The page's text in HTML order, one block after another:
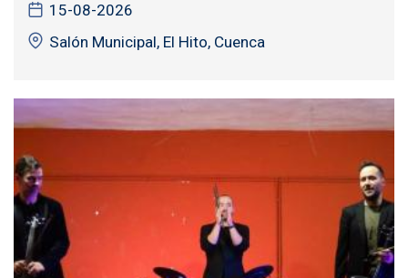
15-08-2026
Salón Municipal, El Hito, Cuenca